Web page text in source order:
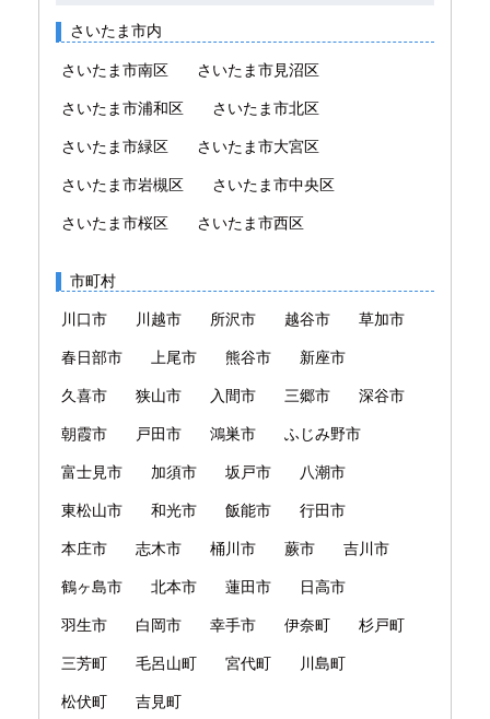
さいたま市内
さいたま市南区 さいたま市見沼区
さいたま市浦和区 さいたま市北区
さいたま市緑区 さいたま市大宮区
さいたま市岩槻区 さいたま市中央区
さいたま市桜区 さいたま市西区
市町村
川口市 川越市 所沢市 越谷市 草加市
春日部市 上尾市 熊谷市 新座市
久喜市 狭山市 入間市 三郷市 深谷市
朝霞市 戸田市 鴻巣市 ふじみ野市
富士見市 加須市 坂戸市 八潮市
東松山市 和光市 飯能市 行田市
本庄市 志木市 桶川市 蕨市 吉川市
鶴ヶ島市 北本市 蓮田市 日高市
羽生市 白岡市 幸手市 伊奈町 杉戸町
三芳町 毛呂山町 宮代町 川島町
松伏町 吉見町